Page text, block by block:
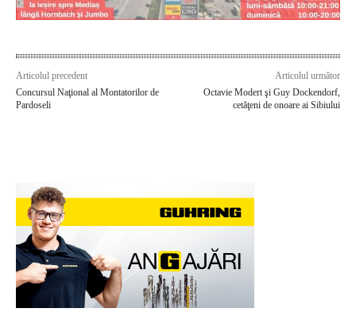
Articolul precedent
Concursul Naţional al Montatorilor de
Pardoseli
Articolul următor
Octavie Modert şi Guy Dockendorf,
cetăţeni de onoare ai Sibiului